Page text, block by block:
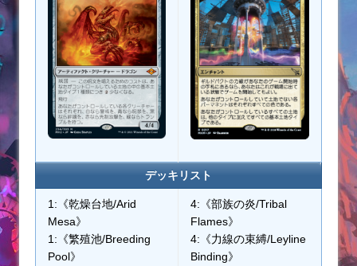
デッキリスト
1:《乾燥台地/Arid
Mesa》
1:《繁殖池/Breeding
Pool》
4:《部族の炎/Tribal
Flames》
4:《力線の束縛/Leyline
Binding》